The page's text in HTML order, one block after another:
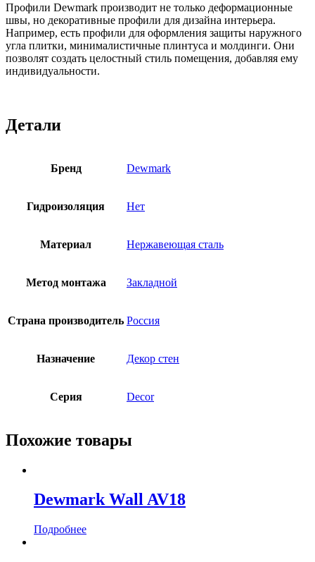
Профили Dewmark производит не только деформационные
швы, но декоративные профили для дизайна интерьера.
Например, есть профили для оформления защиты наружного
угла плитки, минималистичные плинтуса и молдинги. Они
позволят создать целостный стиль помещения, добавляя ему
индивидуальности.
Детали
Бренд Dewmark
Гидроизоляция Нет
Материал Нержавеющая сталь
Метод монтажа Закладной
Страна производитель Россия
Назначение Декор стен
Серия Decor
Похожие товары
Dewmark Wall AV18
Подробнее